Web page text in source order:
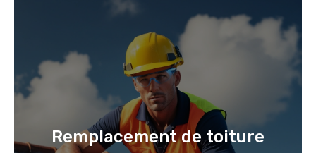
Remplacement de toiture